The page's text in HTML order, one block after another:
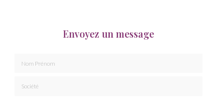
Envoyez un message